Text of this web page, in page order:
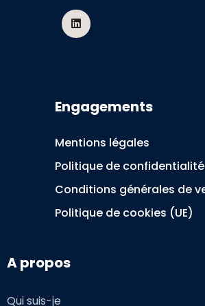
Engagements
Mentions légales
Politique de confidentialité
Conditions générales de
Politique de cookies (UE)
A propos
Qui suis-je